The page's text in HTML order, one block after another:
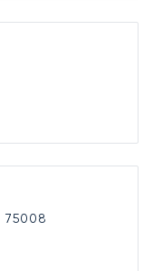
75008